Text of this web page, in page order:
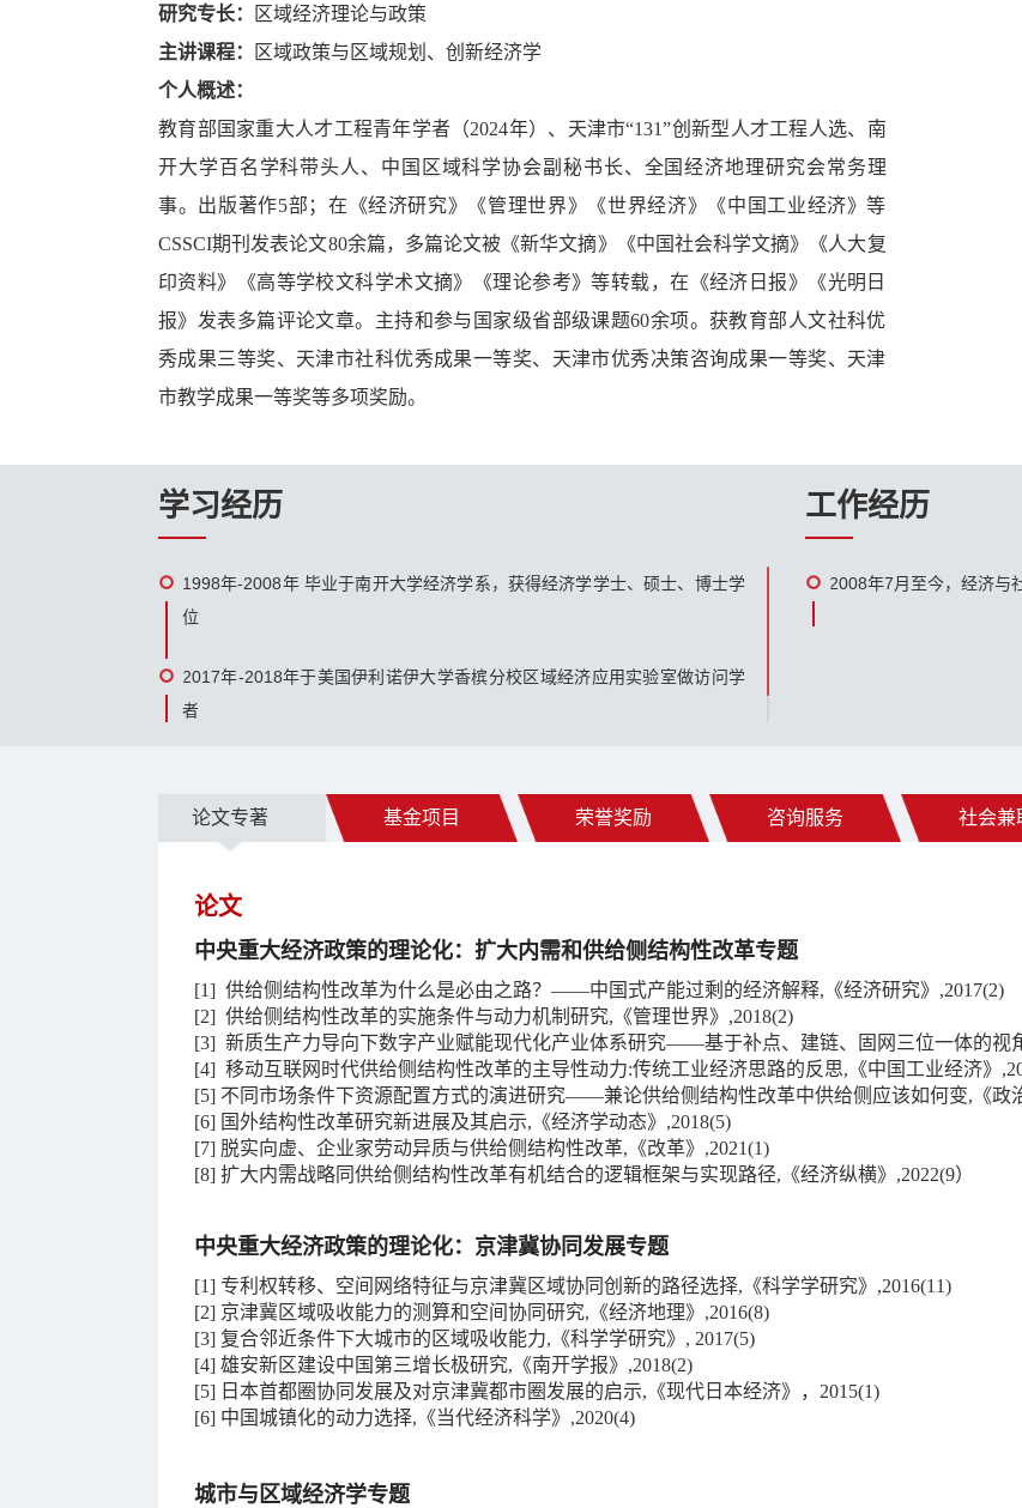
研究专长：
区域经济理论与政策
主讲课程：
区域政策与区域规划、创新经济学
个人概述：
教育部国家重大人才工程青年学者（2024年）、天津市“131”创新型人才工程人选、南
开大学百名学科带头人、中国区域科学协会副秘书长、全国经济地理研究会常务理
事。出版著作5部；在《经济研究》《管理世界》《世界经济》《中国工业经济》等
CSSCI期刊发表论文80余篇，多篇论文被《新华文摘》《中国社会科学文摘》《人大复
印资料》《高等学校文科学术文摘》《理论参考》等转载，在《经济日报》《光明日
报》发表多篇评论文章。主持和参与国家级省部级课题60余项。获教育部人文社科优
秀成果三等奖、天津市社科优秀成果一等奖、天津市优秀决策咨询成果一等奖、天津
市教学成果一等奖等多项奖励。
学习经历
1998年-2008年 毕业于南开大学经济学系，获得经济学学士、硕士、博士学
位
2017年-2018年于美国伊利诺伊大学香槟分校区域经济应用实验室做访问学
者
工作经历
2008年7月至今，经济与
论文专著 基金项目 荣誉奖励 咨询服务 社会兼
论文
中央重大经济政策的理论化： 扩大内需和供给侧结构性改革专题
[1] 供给侧结构性改革为什么是必由之路？——中国式产能过剩的经济解释,《经济研究》,2017(2)
[2] 供给侧结构性改革的实施条件与动力机制研究,《管理世界》,2018(2)
[3] 新质生产力导向下数字产业赋能现代化产业体系研究——基于补点、建链、固网三位一体的视
[4] 移动互联网时代供给侧结构性改革的主导性动力:传统工业经济思路的反思,《中国工业经济》
[5] 不同市场条件下资源配置方式的演进研究——兼论供给侧结构性改革中供给侧应该如何变,《政
[6] 国外结构性改革研究新进展及其启示,《经济学动态》,2018(5)
[7] 脱实向虚、企业家劳动异质与供给侧结构性改革,《改革》,2021(1)
[8] 扩大内需战略同供给侧结构性改革有机结合的逻辑框架与实现路径,《经济纵横》,2022(9）
中央重大经济政策的理论化：京津冀协同发展专题
[1] 专利权转移、空间网络特征与京津冀区域协同创新的路径选择,《科学学研究》,2016(11)
[2] 京津冀区域吸收能力的测算和空间协同研究,《经济地理》,2016(8)
[3] 复合邻近条件下大城市的区域吸收能力,《科学学研究》, 2017(5)
[4] 雄安新区建设中国第三增长极研究,《南开学报》,2018(2)
[5] 日本首都圈协同发展及对京津冀都市圈发展的启示,《现代日本经济》，2015(1)
[6] 中国城镇化的动力选择,《当代经济科学》,2020(4)
城市与区域经济学专题